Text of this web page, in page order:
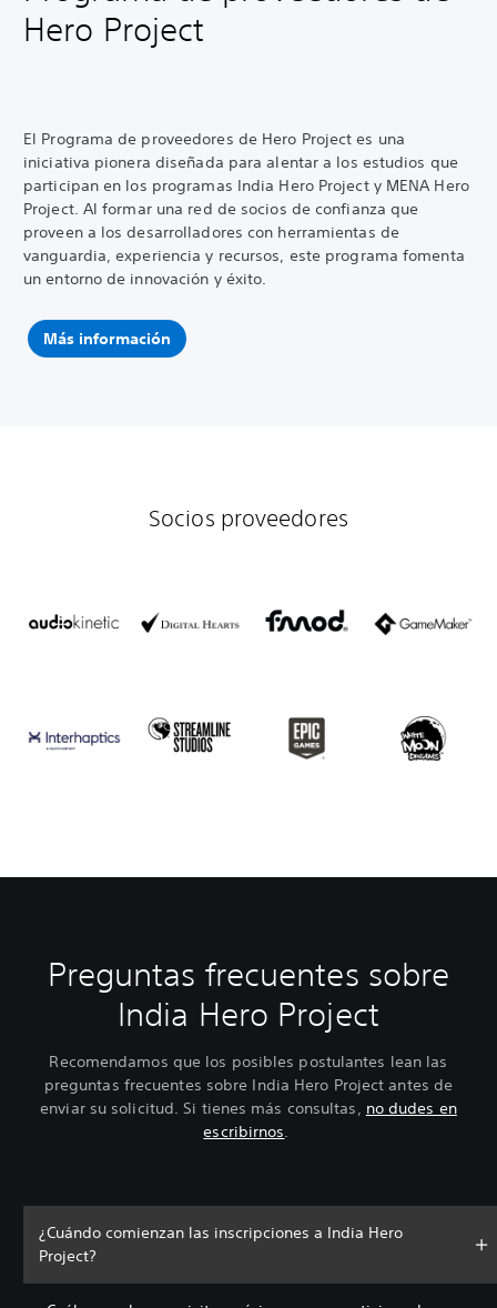
Hero Project
El Programa de proveedores de Hero Project es una
iniciativa pionera diseñada para alentar a los estudios que
participan en los programas India Hero Project y MENA Hero
Project. Al formar una red de socios de confianza que
proveen a los desarrolladores con herramientas de
vanguardia, experiencia y recursos, este programa fomenta
un entorno de innovación y éxito.
Más información
Socios proveedores
Preguntas frecuentes sobre
India Hero Project
Recomendamos que los posibles postulantes lean las
preguntas frecuentes sobre India Hero Project antes de
enviar su solicitud. Si tienes más consultas, no dudes en
escribirnos.
¿Cuándo comienzan las inscripciones a India Hero
Project?